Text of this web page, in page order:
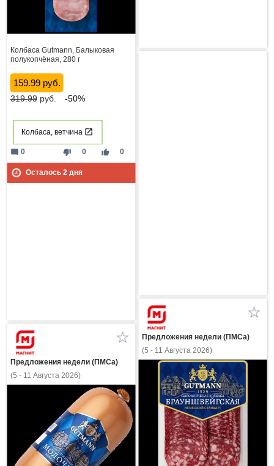
Колбаса Gutmann, Балыковая
полукопчёная, 280 г
159.99 руб.
319.99руб. -50%
Колбаса, ветчина
thumb_down 0 thumb_up 0
mode_comment 0
Осталось 2дня
Предложения недели (ПМСа)
(5 - 11 Августа 2026)
Предложения недели (ПМСа)
(5 - 11 Августа 2026)